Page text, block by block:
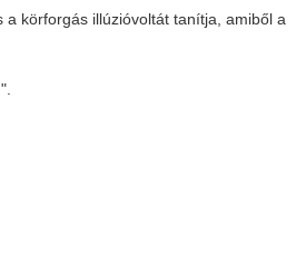
a körforgás illúzióvoltát tanítja, amiből a